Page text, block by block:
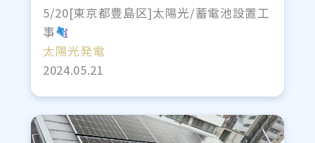
5/20[東京都豊島区]太陽光/蓄電池設置工
事
太陽光発電
2024.05.21